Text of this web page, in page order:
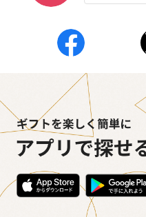
おつまみ・その他
お酒にぴったりのおつまみ・
いぶりがっことチーズ
ご